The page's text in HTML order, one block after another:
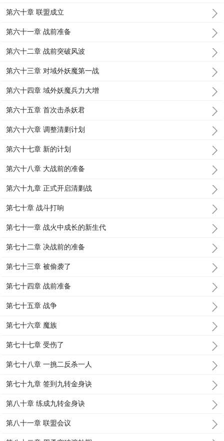
第六十章 联盟成立
第六十一章 战前准备
第六十二章 战前突破风波
第六十三章 对域外妖魔第一战
第六十四章 域外妖魔兵力大增
第六十五章 首次击杀妖君
第六十六章 调整清剿计划
第六十七章 新的计划
第六十八章 大战前的准备
第六十九章 正式开启清剿战
第七十章 战斗打响
第七十一章 战火中成长的新生代
第七十二章 决战前的准备
第七十三章 被偷袭了
第七十四章 战前准备
第七十五章 战争
第七十六章 魔族
第七十七章 受伤了
第七十八章 一挑二反杀一人
第七十九章 签到九转金身诀
第八十章 练成九转金身诀
第八十一章 联盟会议